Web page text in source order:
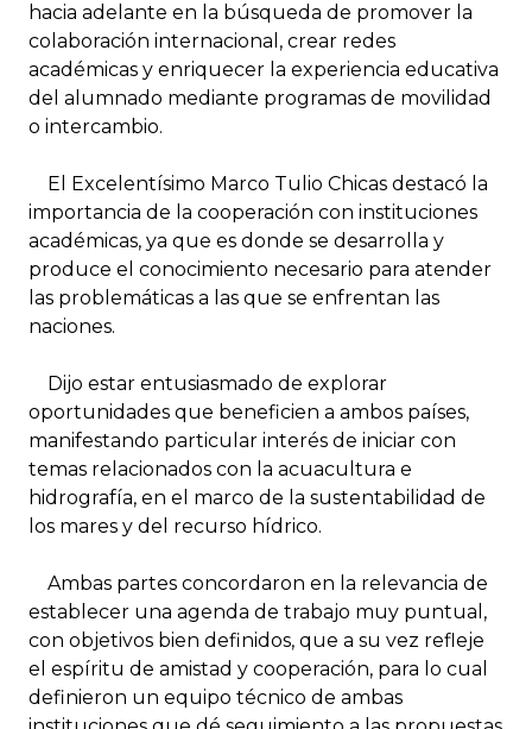
hacia adelante en la búsqueda de promover la
colaboración internacional, crear redes
académicas y enriquecer la experiencia educativa
del alumnado mediante programas de movilidad
o intercambio.
El Excelentísimo Marco Tulio Chicas destacó la
importancia de la cooperación con instituciones
académicas, ya que es donde se desarrolla y
produce el conocimiento necesario para atender
las problemáticas a las que se enfrentan las
naciones.
Dijo estar entusiasmado de explorar
oportunidades que beneficien a ambos países,
manifestando particular interés de iniciar con
temas relacionados con la acuacultura e
hidrografía, en el marco de la sustentabilidad de
los mares y del recurso hídrico.
Ambas partes concordaron en la relevancia de
establecer una agenda de trabajo muy puntual,
con objetivos bien definidos, que a su vez refleje
el espíritu de amistad y cooperación, para lo cual
definieron un equipo técnico de ambas